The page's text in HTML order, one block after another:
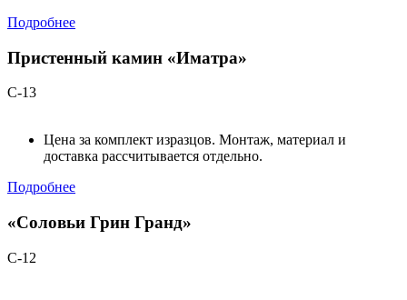
Подробнее
Пристенный камин «Иматра»
С-13
Цена за комплект изразцов. Монтаж, материал и
доставка рассчитывается отдельно.
Подробнее
«Соловьи Грин Гранд»
С-12